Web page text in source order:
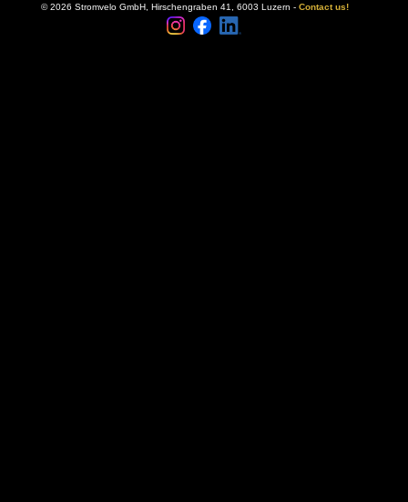
© 2026 Stromvelo GmbH, Hirschengraben 41, 6003 Luzern - Contact us!